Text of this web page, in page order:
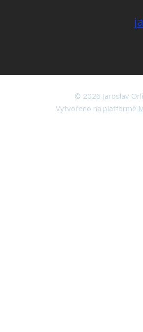
© 2026 Jaroslav
Vytvořeno na platformě